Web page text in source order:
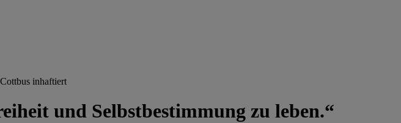
inhaftiert
und Selbstbestimmung zu leben.“